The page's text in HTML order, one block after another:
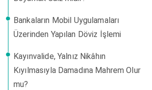
Bankaların Mobil Uygulamaları
Üzerinden Yapılan Döviz İşlemi
Kayınvalide, Yalnız Nikâhın
Kıyılmasıyla Damadına Mahrem Olur
mu?